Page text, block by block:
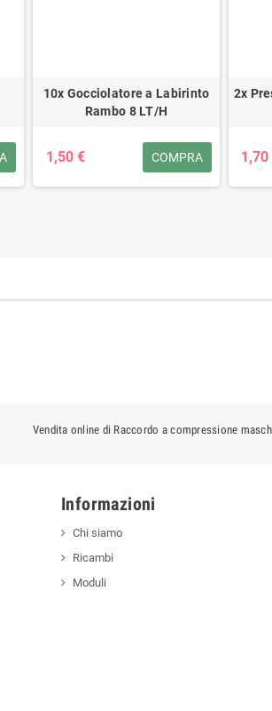
10x Gocciolatore a Labirinto
Rambo 8 LT/H
1,50 € COMPRA
2x
1,70
Vendita online di Raccordo a compressione
Informazioni
Chi siamo
Ricambi
Moduli